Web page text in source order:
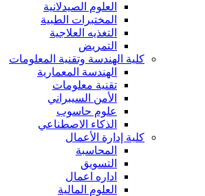
العلوم الصيدلانية
المختبرات الطبية
التغذيه العلاجية
التمريض
كلية الهندسة وتقنية المعلومات
الهندسة المعمارية
تقنية معلومات
الأمن السيبراني
علوم حاسوب
الذكاء الاصطناعي
كلية إدارة الأعمال
المحاسبة
التسويق
اداره اعمال
العلوم المالية